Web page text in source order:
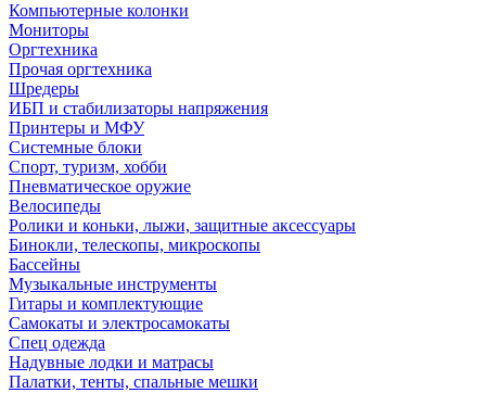
Компьютерные колонки
Мониторы
Оргтехника
Прочая оргтехника
Шредеры
ИБП и стабилизаторы напряжения
Принтеры и МФУ
Системные блоки
Спорт, туризм, хобби
Пневматическое оружие
Велосипеды
Ролики и коньки, лыжи, защитные аксессуары
Бинокли, телескопы, микроскопы
Бассейны
Музыкальные инструменты
Гитары и комплектующие
Самокаты и электросамокаты
Спец одежда
Надувные лодки и матрасы
Палатки, тенты, спальные мешки